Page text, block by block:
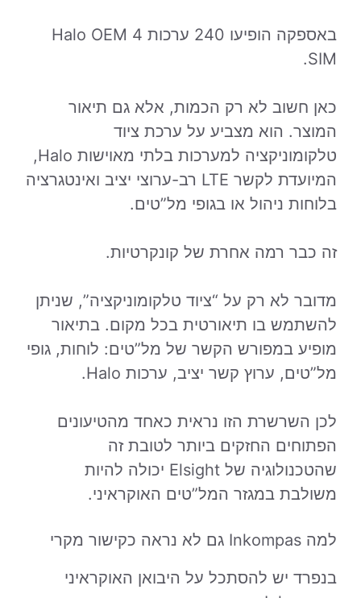
באספקה הופיעו 240 ערכות Halo OEM 4
SIM.
כאן חשוב לא רק הכמות, אלא גם תיאור
המוצר. הוא מצביע על ערכת ציוד
טלקומוניקציה למערכות בלתי מאוישות Halo,
המיועדת לקשר LTE רב-ערוצי יציב ואינטגרציה
בלוחות ניהול או בגופי מל”טים.
זה כבר רמה אחרת של קונקרטיות.
מדובר לא רק על “ציוד טלקומוניקציה”, שניתן
להשתמש בו תיאורטית בכל מקום. בתיאור
מופיע במפורש הקשר של מל”טים: לוחות, גופי
מל”טים, ערוץ קשר יציב, ערכות Halo.
לכן השרשרת הזו נראית כאחד מהטיעונים
הפתוחים החזקים ביותר לטובת זה
שהטכנולוגיה של Elsight יכולה להיות
משולבת במגזר המל”טים האוקראיני.
למה Inkompas גם לא נראה כקישור מקרי
בנפרד יש להסתכל על היבואן האוקראיני